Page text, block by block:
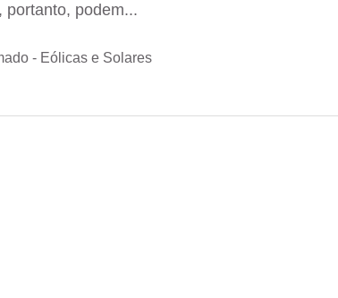
portanto, podem...
- Eólicas e Solares